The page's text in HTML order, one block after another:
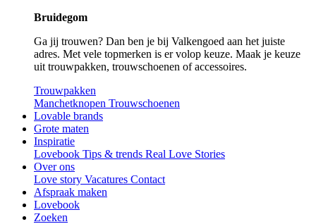
Bruidegom
Ga jij trouwen? Dan ben je bij Valkengoed aan het juiste
adres. Met vele topmerken is er volop keuze. Maak je keuze
uit trouwpakken, trouwschoenen of accessoires.
Trouwpakken
Manchetknopen Trouwschoenen
Lovable brands
Grote maten
Inspiratie
Lovebook Tips & trends Real Love Stories
Over ons
Love story Vacatures Contact
Afspraak maken
Lovebook
Zoeken